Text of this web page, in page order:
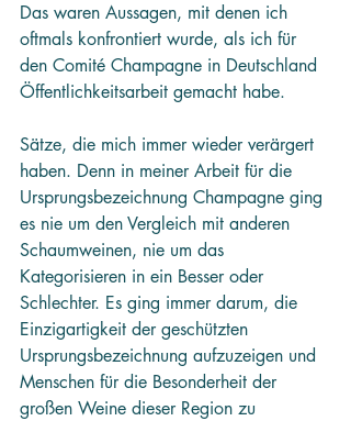
Das waren Aussagen, mit denen ich
oftmals konfrontiert wurde, als ich für
den Comité Champagne in Deutschland
Öffentlichkeitsarbeit gemacht habe.
Sätze, die mich immer wieder verärgert
haben. Denn in meiner Arbeit für die
Ursprungsbezeichnung Champagne ging
es nie um den Vergleich mit anderen
Schaumweinen, nie um das
Kategorisieren in ein Besser oder
Schlechter. Es ging immer darum, die
Einzigartigkeit der geschützten
Ursprungsbezeichnung aufzuzeigen und
Menschen für die Besonderheit der
großen Weine dieser Region zu